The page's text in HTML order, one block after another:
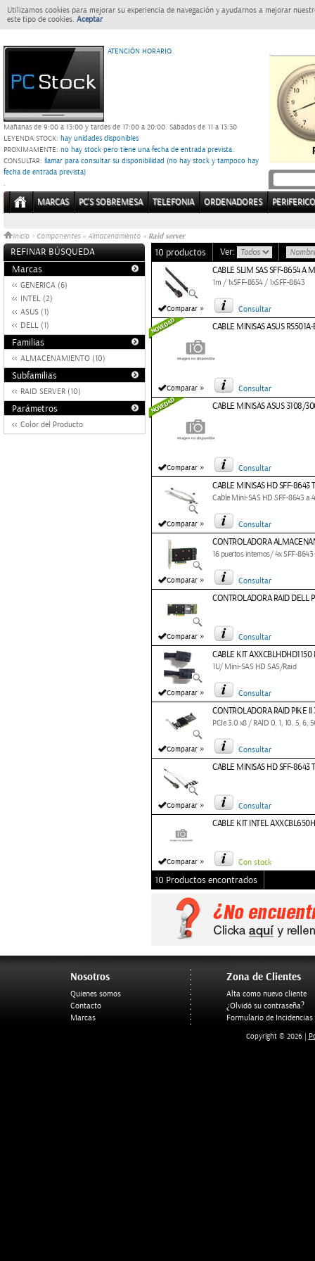
Utilizamos cookies para mejorar su experiencia de navegación y ayudarnos a mejorar
este tipo de cookies. Aceptar
ATENCIÓN HORARIO
Mañanas de 9:00 a 13:00 y tardes de 17:00 a 20:00. Sábados de 11 a 13:30
LEYENDA:STOCK: hay unidades disponibles
PROXIMAMENTE: no hay stock pero tiene una fecha de entrada prevista.
CONSULTAR: llamar para consultar su disponibilidad (no hay stock y tampoco hay
fecha de entrada prevista)
.
MARCAS PC'S SOBREMESA TELEFONIA ORDENADORES
Inicio > Componentes » Almacenamiento » Raid server
REFINAR BÚSQUEDA
Marcas
GENERICA (6)
INTEL (2)
ASUS (1)
DELL (1)
Familias
ALMACENAMIENTO (10)
Subfamilias
RAID SERVER (10)
Parámetros
Color del Producto
10 productos Ver:
Comparar »
CABLE SLIM SAS SFF-8654 A
1m / 1xSFF-8654 / 1xSFF-8643
Consultar
Comparar »
CABLE MINISAS ASUS RS501A-
Consultar
Comparar »
CABLE MINISAS ASUS 3108/
Consultar
Comparar »
CABLE MINISAS HD SFF-8643
Cable Mini-SAS HD SFF-8643 a
Consultar
Comparar »
CONTROLADORA
16 puertos internos/ 4x SFF-8643
Consultar
Comparar »
CONTROLADORA RAID DELL
Consultar
Comparar »
CABLE KIT AXXCBLHDHD1150
1U/ Mini-SAS HD SAS/Raid
Consultar
Comparar »
CONTROLADORA RAID PIKE
PCIe 3.0 x8 / RAID 0, 1, 10, 5, 6,
Consultar
Comparar »
CABLE MINISAS HD SFF-8643
Consultar
Comparar »
CABLE KIT INTEL
Con stock
10 Productos encontrados
Nosotros
Quienes somos
Contacto
Marcas
Zona de Clientes
Alta como nuevo cliente
¿Olvidó su contraseña?
Formulario de Incidencias
Copyright © 2026 |